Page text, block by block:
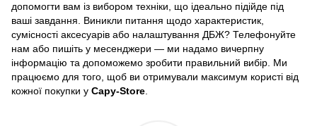
допомогти вам із вибором техніки, що ідеально підійде під
ваші завдання. Виникли питання щодо характеристик,
сумісності аксесуарів або налаштування ДБЖ? Телефонуйте
нам або пишіть у месенджери — ми надамо вичерпну
інформацію та допоможемо зробити правильний вибір. Ми
працюємо для того, щоб ви отримували максимум користі від
кожної покупки у Capy-Store.